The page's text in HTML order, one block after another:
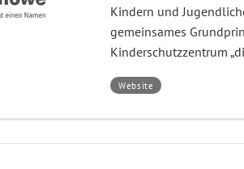
Kindern und
gemeinsames
Kinderschutzzentrum
Website
die